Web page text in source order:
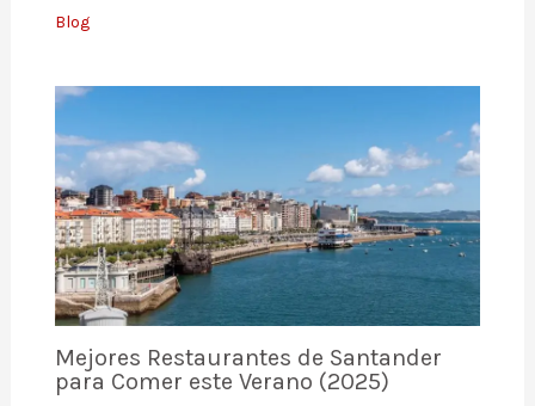
Blog
Mejores Restaurantes de Santander
para Comer este Verano (2025)